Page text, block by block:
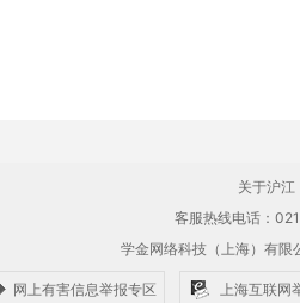
关于沪江
客服热线电话：
学金网络科技（上海）有
网上有害信息举报专区 上海互联网